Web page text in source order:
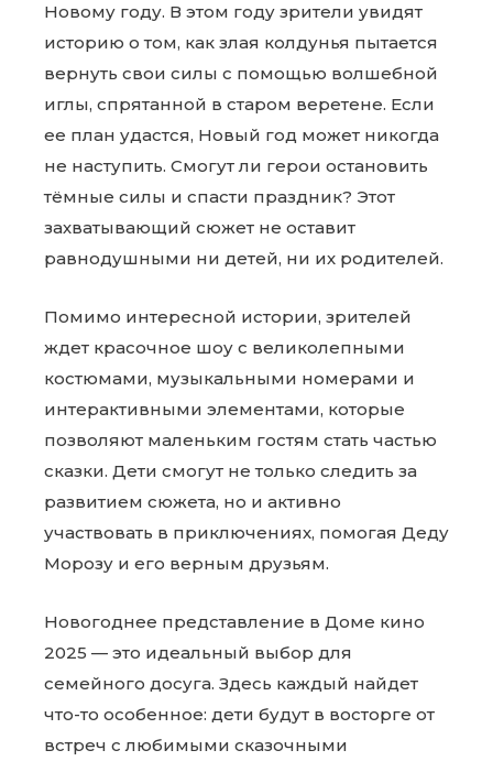
Новому году. В этом году зрители увидят
историю о том, как злая колдунья пытается
вернуть свои силы с помощью волшебной
иглы, спрятанной в старом веретене. Если
ее план удастся, Новый год может никогда
не наступить. Смогут ли герои остановить
тёмные силы и спасти праздник? Этот
захватывающий сюжет не оставит
равнодушными ни детей, ни их родителей.
Помимо интересной истории, зрителей
ждет красочное шоу с великолепными
костюмами, музыкальными номерами и
интерактивными элементами, которые
позволяют маленьким гостям стать частью
сказки. Дети смогут не только следить за
развитием сюжета, но и активно
участвовать в приключениях, помогая Деду
Морозу и его верным друзьям.
Новогоднее представление в Доме кино
2025 — это идеальный выбор для
семейного досуга. Здесь каждый найдет
что-то особенное: дети будут в восторге от
встреч с любимыми сказочными